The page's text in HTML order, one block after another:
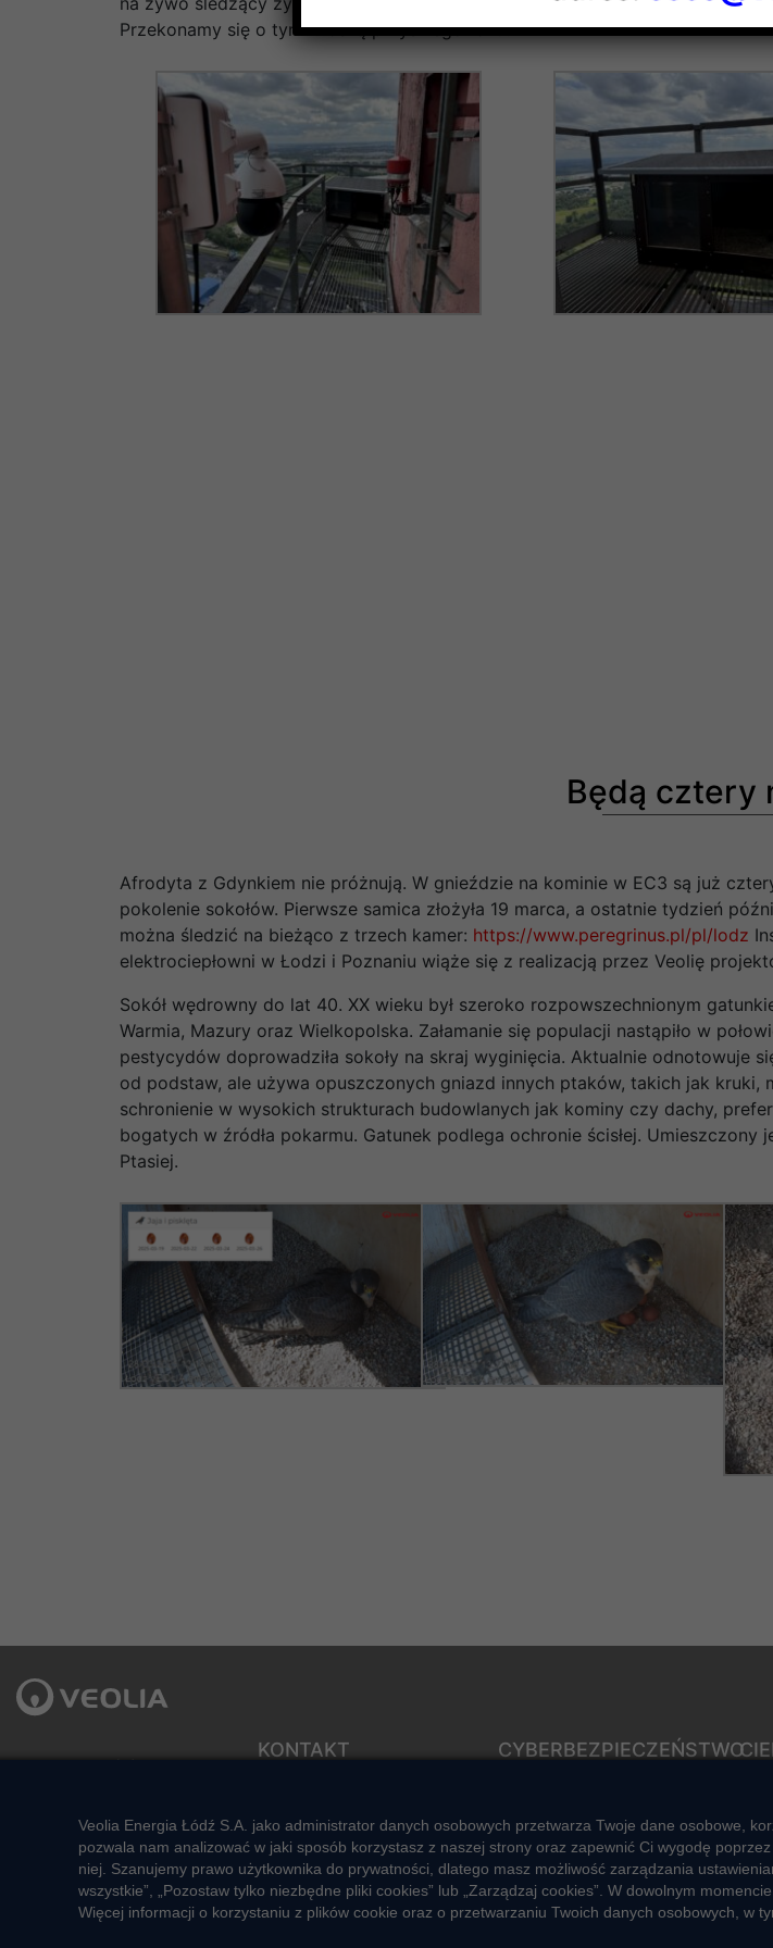
Przekonamy się o tym wiosną przyszłego roku.
Będą cztery
Afrodyta z Gdynkiem nie próżnują. W gnieździe na kominie w EC3 są już
pokolenie sokołów. Pierwsze samica złożyła 19 marca, a ostatnie tydzień
można śledzić na bieżąco z trzech kamer: https://www.peregrinus.pl/pl/lodz
elektrociepłowni w Łodzi i Poznaniu wiąże się z realizacją przez Veolię
Sokół wędrowny do lat 40. XX wieku był szeroko rozpowszechnionym
Warmia, Mazury oraz Wielkopolska. Załamanie się populacji nastąpiło w
pestycydów doprowadziła sokoły na skraj wyginięcia. Aktualnie odnotowuje
od podstaw, ale używa opuszczonych gniazd innych ptaków, takich jak kruki,
schronienie w wysokich strukturach budowlanych jak kominy czy dachy,
bogatych w źródła pokarmu. Gatunek podlega ochronie ścisłej.
Ptasiej.
Veolia Energia Łódź S.A.
Social media:
KONTAKT
Kompleksowa obsługa Klienta:
pon. – pt. godz. 7:00 – 16:00
tel. +48 22 658 58 58
(opłata zgodna z taryfą operatora)
e-mail: veolialodz-
CYBERBEZPIECZEŃSTWO
ZGŁOŚ NIEPRAWIDŁOWOŚĆ
Veolia Energia Łódź S.A. jako administrator danych osobowych przetwarza Twoje dane osobowe,
pozwala nam analizować w jaki sposób korzystasz z naszej strony oraz zapewnić Ci wygodę
niej. Szanujemy prawo użytkownika do prywatności, dlatego masz możliwość zarządzania
wszystkie”, „Pozostaw tylko niezbędne pliki cookies” lub „Zarządzaj cookies”. W dowolnym
Więcej informacji o korzystaniu z plików cookie oraz o przetwarzaniu Twoich danych osobowych, w